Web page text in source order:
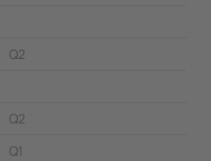
Q2
Q2
Q1